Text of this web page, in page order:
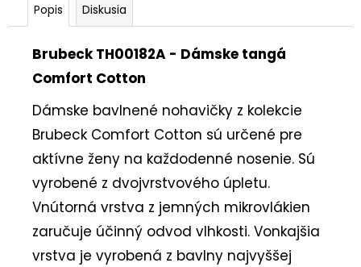
Popis Diskusia
Brubeck TH00182A - Dámske tangá
Comfort Cotton
Dámske bavlnené nohavičky z kolekcie
Brubeck Comfort Cotton sú určené pre
aktívne ženy na každodenné nosenie. Sú
vyrobené z dvojvrstvového úpletu.
Vnútorná vrstva z jemných mikrovlákien
zaručuje účinný odvod vlhkosti. Vonkajšia
vrstva je vyrobená z bavlny najvyššej